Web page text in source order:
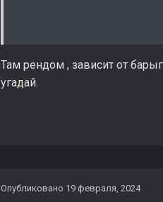
Там рендом , зависит от
угадай.
Опубликовано 19 февраля, 2024